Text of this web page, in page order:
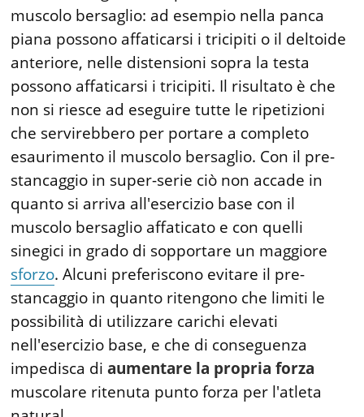
muscolo bersaglio: ad esempio nella panca
piana possono affaticarsi i tricipiti o il deltoide
anteriore, nelle distensioni sopra la testa
possono affaticarsi i tricipiti. Il risultato è che
non si riesce ad eseguire tutte le ripetizioni
che servirebbero per portare a completo
esaurimento il muscolo bersaglio. Con il pre-
stancaggio in super-serie ciò non accade in
quanto si arriva all'esercizio base con il
muscolo bersaglio affaticato e con quelli
sinegici in grado di sopportare un maggiore
sforzo. Alcuni preferiscono evitare il pre-
stancaggio in quanto ritengono che limiti le
possibilità di utilizzare carichi elevati
nell'esercizio base, e che di conseguenza
impedisca diaumentare la propria forza
muscolare ritenuta punto forza per l'atleta